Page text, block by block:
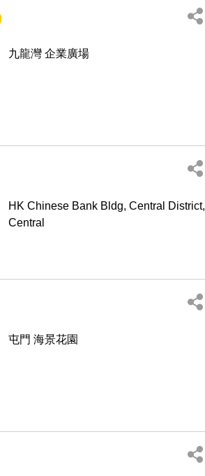
九龍灣 企業廣場
HK Chinese Bank Bldg, Central District,
Central
屯門 海景花園